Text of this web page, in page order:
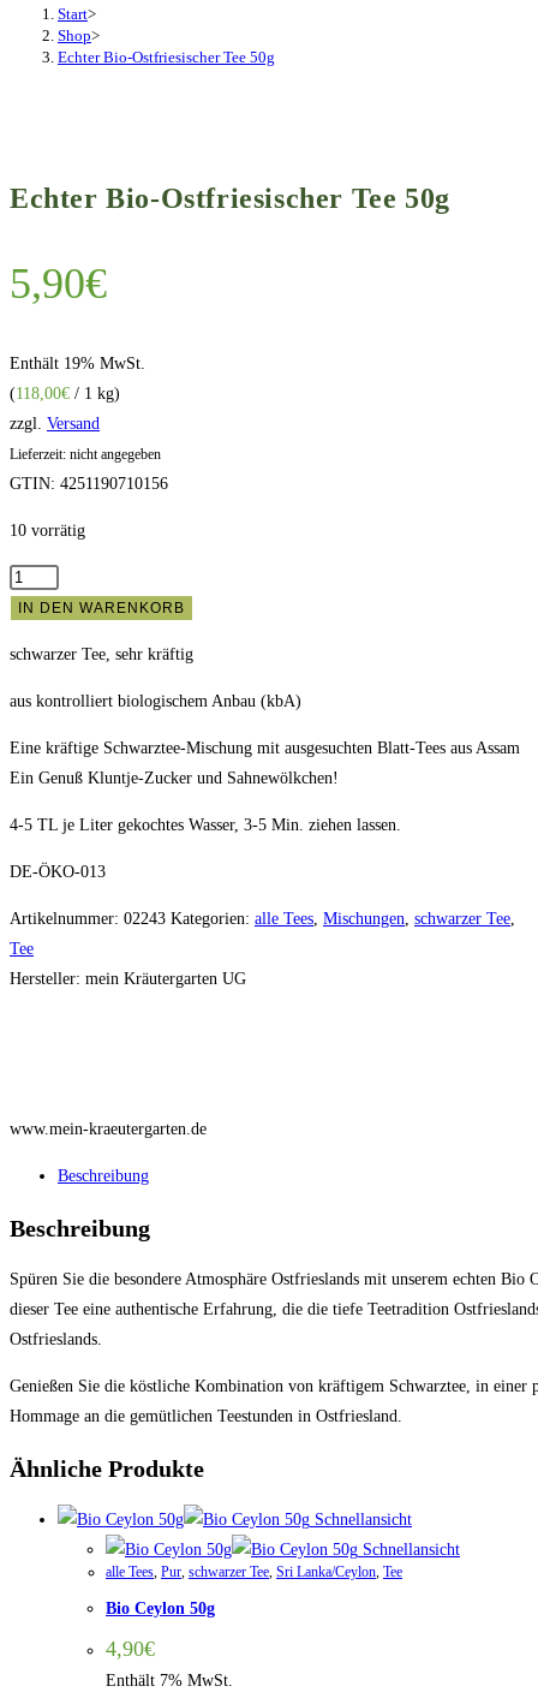
Start>
Shop>
Echter Bio-Ostfriesischer Tee 50g
Echter Bio-Ostfriesischer Tee 50g
5,90€
Enthält 19% MwSt.
(118,00€ / 1 kg)
zzgl. Versand
Lieferzeit: nicht angegeben
GTIN: 4251190710156
10 vorrätig
Echter
Bio-
50g
IN DEN WARENKORB
schwarzer Tee, sehr kräftig
aus kontrolliert biologischem Anbau (kbA)
Eine kräftige Schwarztee-Mischung mit ausgesuchten Blatt-Tees aus Assam
Ein Genuß Kluntje-Zucker und Sahnewölkchen!
4-5 TL je Liter gekochtes Wasser, 3-5 Min. ziehen lassen.
DE-ÖKO-013
Artikelnummer: 02243 Kategorien: alle Tees, Mischungen, schwarzer Tee,
Tee
Hersteller: mein Kräutergarten UG
www.mein-kraeutergarten.de
Beschreibung
Beschreibung
Spüren Sie die besondere Atmosphäre Ostfrieslands mit unserem echten
dieser Tee eine authentische Erfahrung, die die tiefe Teetradition
Ostfrieslands.
Genießen Sie die köstliche Kombination von kräftigem Schwarztee, in einer
Hommage an die gemütlichen Teestunden in Ostfriesland.
Ähnliche Produkte
Schnellansicht
Schnellansicht
alle Tees, Pur, schwarzer Tee, Sri Lanka/Ceylon, Tee
Bio Ceylon 50g
4,90€
Enthält 7% MwSt.